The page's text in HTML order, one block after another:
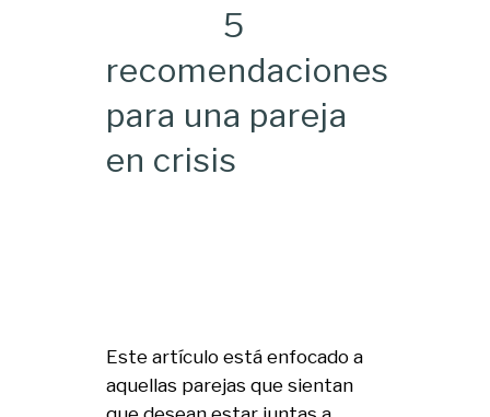
5
recomendaciones
para una pareja
en crisis
Este artículo está enfocado a
aquellas parejas que sientan